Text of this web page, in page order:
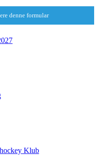
denne formular
Klub